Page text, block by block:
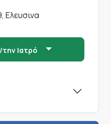
Ελευσινα
Ιατρό